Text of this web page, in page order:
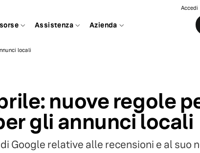
Assistenza Azienda
Accedi
locali
nuove regole
gli annunci locali
Google relative alle recensioni e al suo